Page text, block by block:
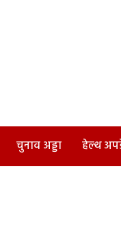
चुनाव अड्डा हेल्थ